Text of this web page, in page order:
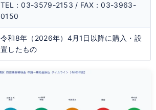
TEL：03-3579-2153 / FAX：03-3963-
0150
令和8年（2026年）4月1日以降に購入・設
置したもの